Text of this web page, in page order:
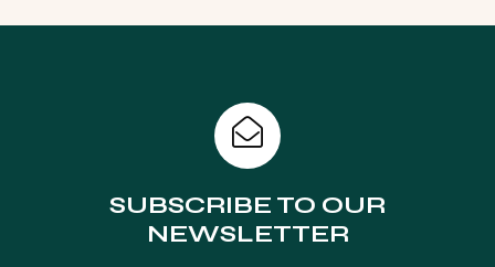
SUBSCRIBE TO OUR
NEWSLETTER